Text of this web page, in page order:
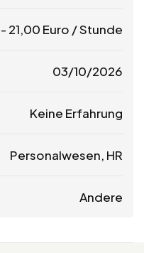
- 21,00 Euro / Stunde
03/10/2026
Keine Erfahrung
Personalwesen, HR
Andere